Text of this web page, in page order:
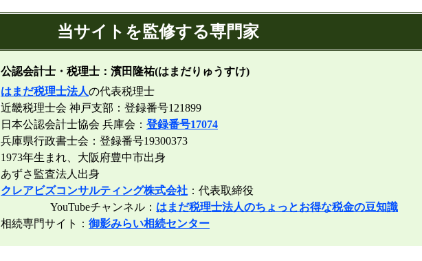
当サイトを監修する専門家
公認会計士・税理士：濱田隆祐(はまだりゅうすけ)
はまだ税理士法人の代表税理士
近畿税理士会 神戸支部：登録番号121899
日本公認会計士協会 兵庫会： 登録番号17074
兵庫県行政書士会：登録番号19300373
1973年生まれ、大阪府豊中市出身
あずさ監査法人出身
クレアビズコンサルティング株式会社 ：代表取締役
YouTubeチャンネル： はまだ税理士法人のちょっとお得な税金の豆知識
相続専門サイト： 御影みらい相続センター